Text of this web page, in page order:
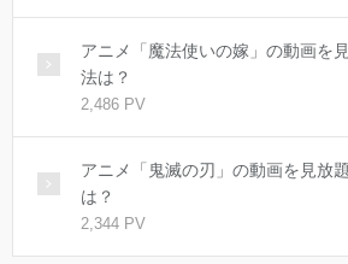
アニメ「魔法使いの嫁」の動画を
法は？
2,486 PV
アニメ「鬼滅の刃」の動画を見放
は？
2,344 PV